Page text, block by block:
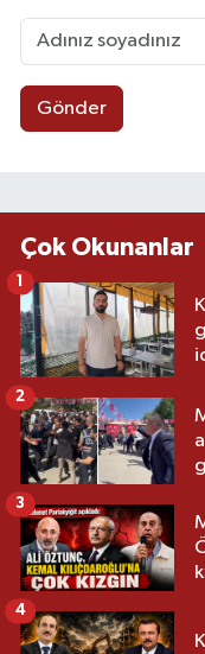
Gönder
Çok Okunanlar
2
3
4